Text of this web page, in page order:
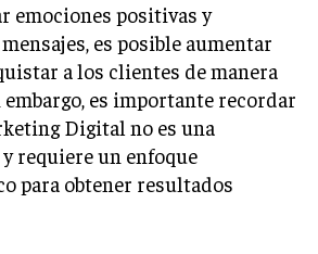
emociones positivas y
es posible aumentar
a los clientes de manera
embargo, es importante recordar
Digital no es una
requiere un enfoque
para obtener resultados